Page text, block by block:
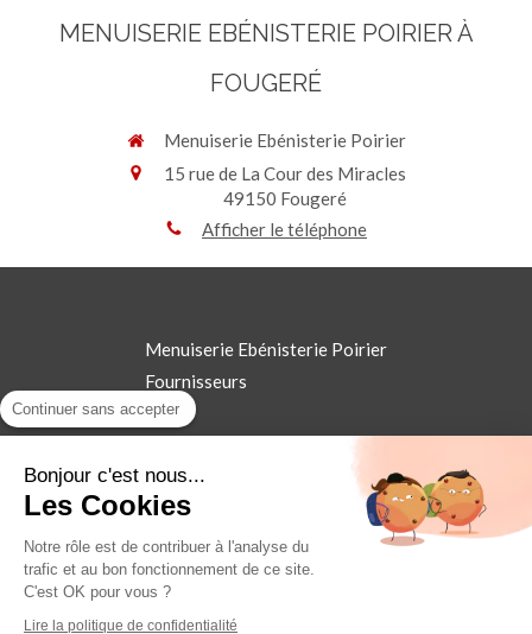
MENUISERIE EBÉNISTERIE POIRIER À
FOUGERÉ
Menuiserie Ebénisterie Poirier
15 rue de La Cour des Miracles
49150 Fougeré
Afficher le téléphone
Menuiserie Ebénisterie Poirier
Fournisseurs
Avis
©2018 Menuiserie Ebénisterie Poirier - Fermeture
Plan du site
Mentions légales
Continuer sans accepter
Bonjour c'est nous...
Les Cookies
Notre rôle est de contribuer à l'analyse du
trafic et au bon fonctionnement de ce site.
C'est OK pour vous ?
Lire la politique de confidentialité